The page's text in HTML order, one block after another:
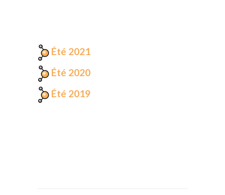
Été 2021
Été 2020
Été 2019